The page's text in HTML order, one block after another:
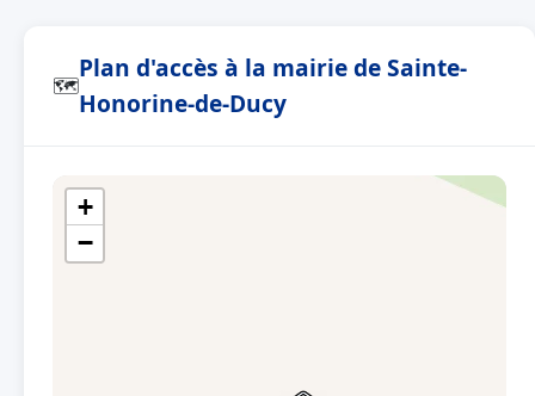
🗺
Plan d'accès à la mairie de Sainte-
Honorine-de-Ducy
+
−